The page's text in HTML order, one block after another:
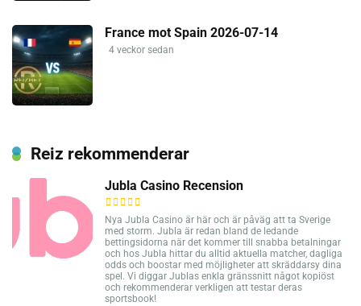
France mot Spain 2026-07-14
4 veckor sedan
Reiz rekommenderar
Jubla Casino Recension
Nya Jubla Casino är här och är påväg att ta Sverige
med storm. Jubla är redan bland de ledande
bettingsidorna när det kommer till snabba betalningar
och hos Jubla hittar du alltid aktuella matcher, dagliga
odds och boostar med möjligheter att skräddarsy dina
spel. Vi diggar Jublas enkla gränssnitt något kopiöst
och rekommenderar verkligen att testar deras
sportsbook!